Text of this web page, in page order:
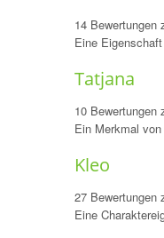
14 Bewertungen
Eine
Tatjana
10 Bewertungen
Ein Merkmal
Kleo
27 Bewertungen
Eine